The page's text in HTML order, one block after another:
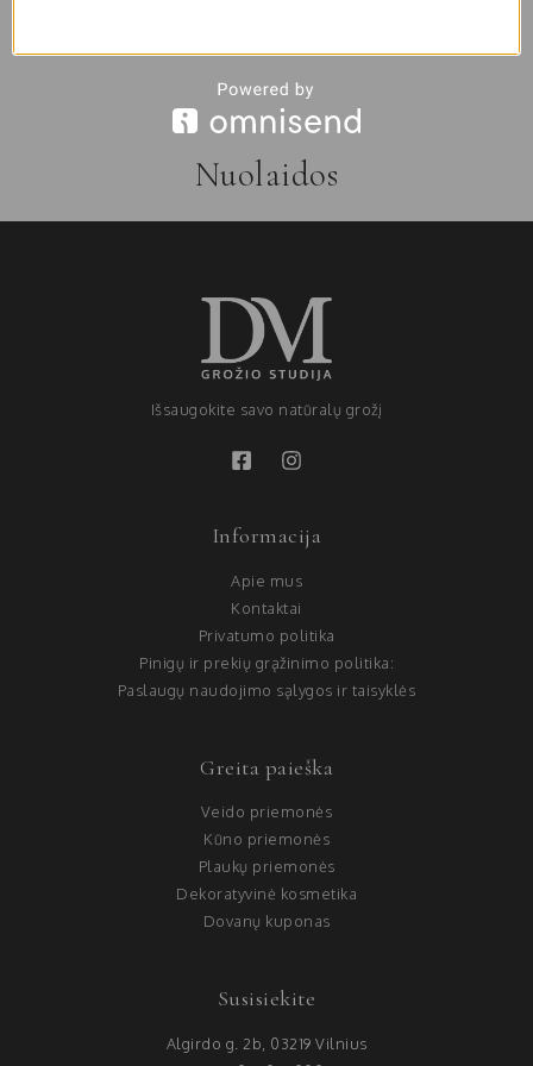
Nuolaidos
Išsaugokite savo natūralų grožį
Informacija
Apie mus
Kontaktai
Privatumo politika
Pinigų ir prekių grąžinimo politika:
Paslaugų naudojimo sąlygos ir taisyklės
Greita paieška
Veido priemonės
Kūno priemonės
Plaukų priemonės
Dekoratyvinė kosmetika
Dovanų kuponas
Susisiekite
Algirdo g. 2b, 03219 Vilnius